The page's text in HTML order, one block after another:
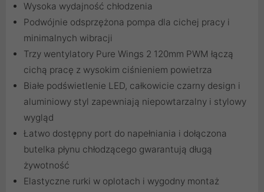
Wysoka wydajność chłodzenia
Podwójnie odsprzężona pompa dla cichej pracy i
minimalnych wibracji
Trzy wentylatory Pure Wings 2 120mm PWM łączą
cichą pracę z wysokim ciśnieniem powietrza
Białe podświetlenie LED, całkowicie czarny design i
aluminiowy styl zapewniają niepowtarzalny i stylowy
wygląd
Łatwo dostępny port do napełniania i dołączona
butelka płynu chłodzącego gwarantują długą
żywotność
Elastyczne rurki w oplotach i wygodny montaż